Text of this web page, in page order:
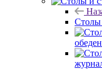
Столы